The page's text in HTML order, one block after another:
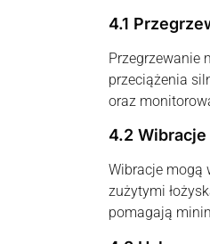
4.1
Przegrzewanie
przeciążenia
oraz
4.2 Wibracje
Wibracje mogą
zużytymi
pomagają